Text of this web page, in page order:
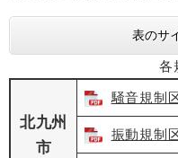
表のサ
各
北九州
市
騒音規制
振動規制